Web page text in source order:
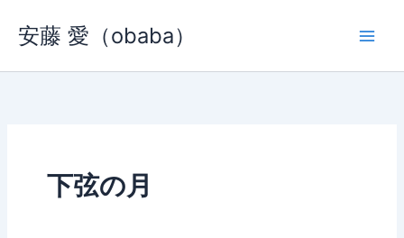
ス
安藤 愛（obaba）
下弦の月